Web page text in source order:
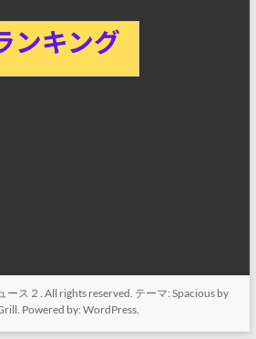
ース２. All rights reserved. テーマ: Spaciousby
Powered by:WordPress.